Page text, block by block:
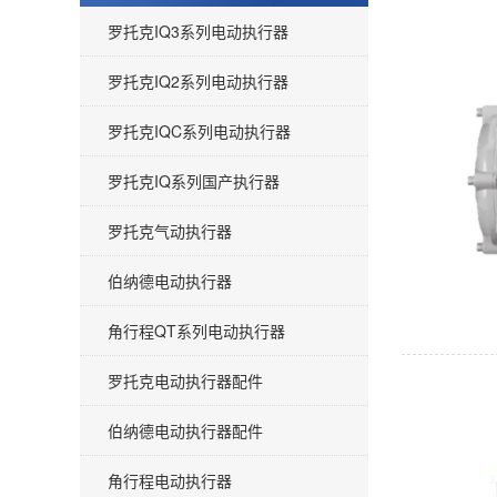
罗托克IQ3系列电动执行器
罗托克IQ2系列电动执行器
罗托克IQC系列电动执行器
罗托克IQ系列国产执行器
罗托克气动执行器
伯纳德电动执行器
角行程QT系列电动执行器
罗托克电动执行器配件
伯纳德电动执行器配件
角行程电动执行器